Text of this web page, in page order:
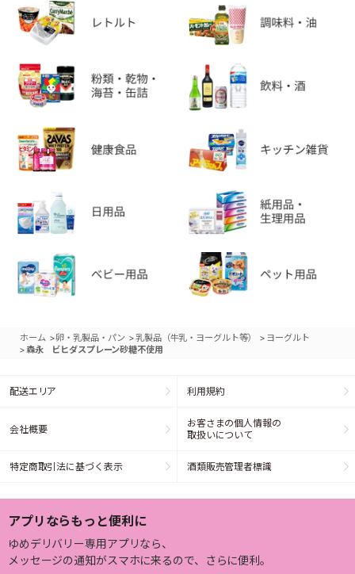
ホーム >卵・乳製品・パン >乳製品（牛乳・ヨーグルト等） > ヨーグルト
> 森永 ビヒダスプレーン砂糖不使用
配送エリア 利用規約
会社概要
お客さまの個人情報の
取扱いについて
特定商取引法に基づく表示 酒類販売管理者標識
アプリならもっと便利に
ゆめデリバリー専用アプリなら、
メッセージの通知がスマホに来るので、さらに便利。